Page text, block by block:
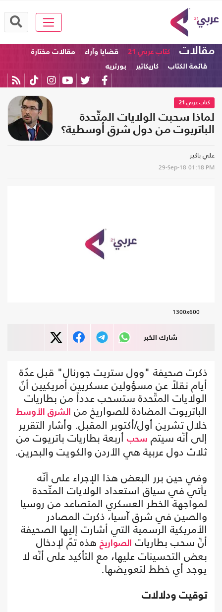
مقالات كتاب عربي 21 قضايا وآراء
مقالات مختارة
قائمة الكتاب
كاريكاتير بورتريه
كتاب عربي 21
لماذا سحبت الولايات المتّحدة
الباتريوت من دول شرق أوسطية؟
علي باكير
29-Sep-18 01:18 PM
1300x600
شارك الخبر
ذكرت صحيفة "وول ستريت جورنال" قبل عدّة
أيام نقلاً عن مسؤولين عسكريين أمريكيين أنّ
الولايات المتّحدة ستسحب عدداً من بطاريات
الباتريوت المضادة للصواريخ من الشرق الأوسط
خلال تشرين أول/أكتوبر المقبل. وأشار التقرير
إلى أنّه سيتم سحب أربعة بطاريات باتريوت من
ثلاث دول عربية هي الأردن والكويت والبحرين.
وفي حين برر البعض هذا الإجراء على أنّه
يأتي في سياق استعداد الولايات المتّحدة
لمواجهة الخطر العسكري المتصاعد من روسيا
والصين في شرق آسيا، ذكرت المصادر
الأمريكية الرسمية التي أشارت إليها الصحيفة
أنّ سحب بطاريات الصواريخهذه تمّ لإدخال
بعض التحسينات عليها، مع التأكيد على أنّه لا
يوجد أي خطط لتعويضها.
توقيت ودلالات